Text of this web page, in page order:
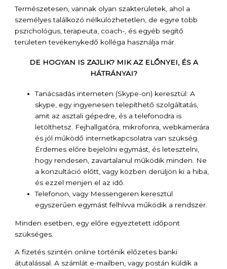
Természetesen, vannak olyan szakterületek, ahol a
személyes találkozó nélkülözhetetlen, de egyre több
pszichológus, terapeuta, coach-, és egyéb segítő
területen tevékenykedő kolléga használja már.
DE HOGYAN IS ZAJLIK? MIK AZ ELŐNYEI, ÉS A
HÁTRÁNYAI?
Tanácsadás interneten (Skype-on) keresztül: A
skype, egy ingyenesen telepíthető szolgáltatás,
amit az asztali gépedre, és a telefonodra is
letölthetsz. Fejhallgatóra, mikrofonra, webkamerára
és jól működő internetkapcsolatra van szükség.
Érdemes előre bejelölni egymást, és letesztelni,
hogy rendesen, zavartalanul működik minden. Ne
a konzultáció előtt, vagy közben derüljön ki a hiba,
és ezzel menjen el az idő.
Telefonon, vagy Messengeren keresztül
egyszerűen egymást felhívva működik a rendszer.
Minden esetben, egy előre egyeztetett időpont
szükséges.
A fizetés szintén online történik előzetes banki
átutalással. A számlát e-mailben, vagy postán küldik a